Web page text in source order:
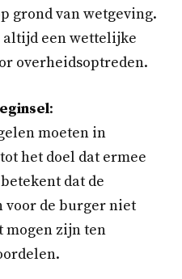
grond van wetgeving.
een wettelijke
overheidsoptreden.
:
moeten in
het doel dat ermee
dat de
voor de burger niet
mogen zijn ten